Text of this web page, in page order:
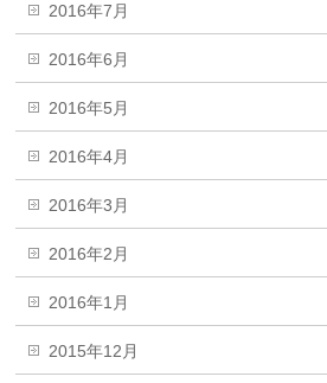
2016年7月
2016年6月
2016年5月
2016年4月
2016年3月
2016年2月
2016年1月
2015年12月